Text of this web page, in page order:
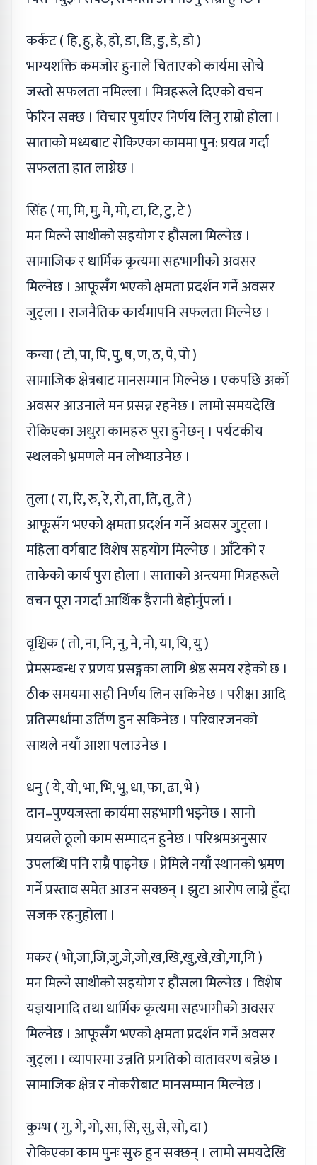
कर्कट ( हि, हु, हे, हो, डा, डि, डु, डे, डो )
भाग्यशक्ति कमजोर हुनाले चिताएको कार्यमा सोचे
जस्तो सफलता नमिल्ला । मित्रहरूले दिएको वचन
फेरिन सक्छ । विचार पुर्याएर निर्णय लिनु राम्रो होला ।
साताको मध्यबाट रोकिएका काममा पुन: प्रयत्न गर्दा
सफलता हात लाग्नेछ ।
सिंह ( मा, मि, मु, मे, मो, टा, टि, टु, टे )
मन मिल्ने साथीको सहयोग र हौसला मिल्नेछ ।
सामाजिक र धार्मिक कृत्यमा सहभागीको अवसर
मिल्नेछ । आफूसँग भएको क्षमता प्रदर्शन गर्ने अवसर
जुट्ला । राजनैतिक कार्यमापनि सफलता मिल्नेछ ।
कन्या ( टो, पा, पि, पु, ष, ण, ठ, पे, पो )
सामाजिक क्षेत्रबाट मानसम्मान मिल्नेछ । एकपछि अर्को
अवसर आउनाले मन प्रसन्न रहनेछ । लामो समयदेखि
रोकिएका अधुरा कामहरु पुरा हुनेछन् । पर्यटकीय
स्थलको भ्रमणले मन लोभ्याउनेछ ।
तुला ( रा, रि, रु, रे, रो, ता, ति, तु, ते )
आफूसँग भएको क्षमता प्रदर्शन गर्ने अवसर जुट्ला ।
महिला वर्गबाट विशेष सहयोग मिल्नेछ । आँटेको र
ताकेको कार्य पुरा होला । साताको अन्त्यमा मित्रहरूले
वचन पूरा नगर्दा आर्थिक हैरानी बेहोर्नुपर्ला ।
वृश्चिक ( तो, ना, नि, नु, ने, नो, या, यि, यु )
प्रेमसम्बन्ध र प्रणय प्रसङ्गका लागि श्रेष्ठ समय रहेको छ ।
ठीक समयमा सही निर्णय लिन सकिनेछ । परीक्षा आदि
प्रतिस्पर्धामा उर्तिण हुन सकिनेछ । परिवारजनको
साथले नयाँ आशा पलाउनेछ ।
धनु ( ये, यो, भा, भि, भु, धा, फा, ढा, भे )
दान–पुण्यजस्ता कार्यमा सहभागी भइनेछ । सानो
प्रयत्नले ठूलो काम सम्पादन हुनेछ । परिश्रमअनुसार
उपलब्धि पनि राम्रै पाइनेछ । प्रेमिले नयाँ स्थानको भ्रमण
गर्ने प्रस्ताव समेत आउन सक्छन् । झुटा आरोप लाग्ने हुँदा
सजक रहनुहोला ।
मकर ( भो,जा,जि,जु,जे,जो,ख,खि,खु,खे,खो,गा,गि )
मन मिल्ने साथीको सहयोग र हौसला मिल्नेछ । विशेष
यज्ञयागादि तथा धार्मिक कृत्यमा सहभागीको अवसर
मिल्नेछ । आफूसँग भएको क्षमता प्रदर्शन गर्ने अवसर
जुट्ला । व्यापारमा उन्नति प्रगतिको वातावरण बन्नेछ ।
सामाजिक क्षेत्र र नोकरीबाट मानसम्मान मिल्नेछ ।
कुम्भ ( गु, गे, गो, सा, सि, सु, से, सो, दा )
रोकिएका काम पुनः सुरु हुन सक्छन् । लामो समयदेखि